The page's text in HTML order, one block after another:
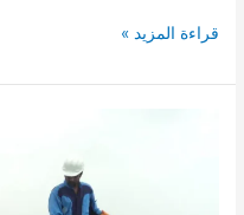
شركة
مكيفات
قراءة المزيد »